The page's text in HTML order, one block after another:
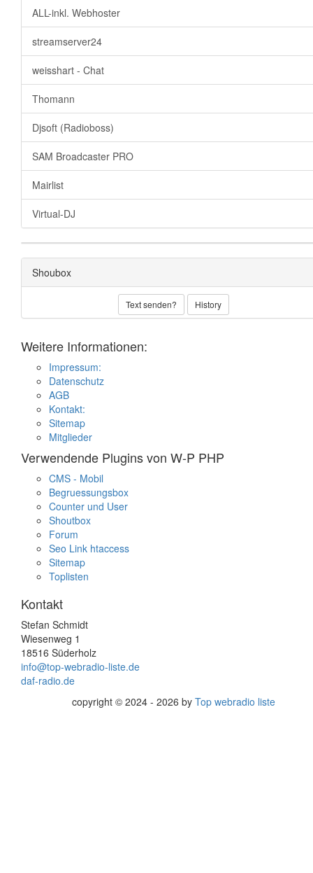
ALL-inkl. Webhoster
streamserver24
weisshart - Chat
Thomann
Djsoft (Radioboss)
SAM Broadcaster PRO
Mairlist
Virtual-DJ
Shoubox
Text senden? History
Weitere Informationen:
Impressum:
Datenschutz
AGB
Kontakt:
Sitemap
Mitglieder
Verwendende Plugins von W-P PHP
CMS - Mobil
Begruessungsbox
Counter und User
Shoutbox
Forum
Seo Link htaccess
Sitemap
Toplisten
Kontakt
Stefan Schmidt
Wiesenweg 1
18516 Süderholz
info@top-webradio-liste.de
daf-radio.de
copyright © 2024 - 2026 by Top webradio liste